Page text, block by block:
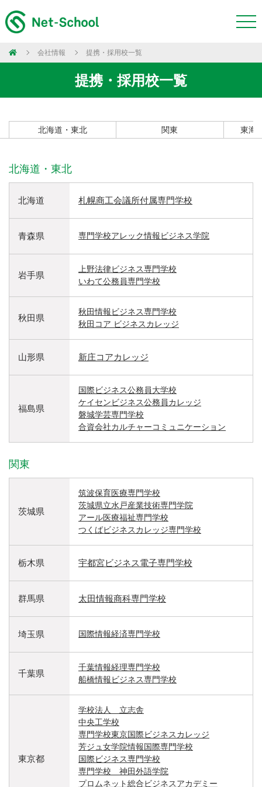
会社情報 提携・採用校一覧
提携・採用校一覧
北海道・東北 関東 東海
北海道・東北
北海道 札幌商工会議所付属専門学校
青森県 専門学校アレック情報ビジネス学院
岩手県
上野法律ビジネス専門学校
いわて公務員専門学校
秋田県
秋田情報ビジネス専門学校
秋田コア ビジネスカレッジ
山形県 新庄コアカレッジ
福島県
国際ビジネス公務員大学校
ケイセンビジネス公務員カレッジ
磐城学芸専門学校
合資会社カルチャーコミュニケーション
関東
茨城県
筑波保育医療専門学校
茨城県立水戸産業技術専門学院
アール医療福祉専門学校
つくばビジネスカレッジ専門学校
栃木県 宇都宮ビジネス電子専門学校
群馬県 太田情報商科専門学校
埼玉県 国際情報経済専門学校
千葉県
千葉情報経理専門学校
船橋情報ビジネス専門学校
東京都
学校法人 立志舎
中央工学校
専門学校東京国際ビジネスカレッジ
芳ジュ女学院情報国際専門学校
国際ビジネス専門学校
専門学校 神田外語学院
プロムネット総合ビジネスアカデミー